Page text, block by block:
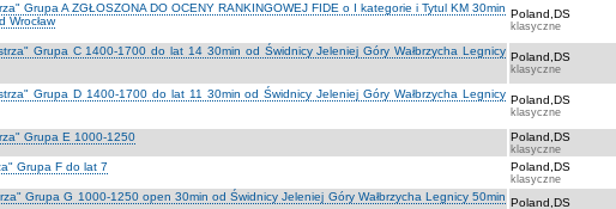
Grupa A ZGŁOSZONA DO OCENY RANKINGOWEJ FIDE o I kategorie i Tytul KM 30min
Wrocław
Poland,DS
klasyczne
Grupa C 1400-1700 do lat 14 30min od Świdnicy Jeleniej Góry Wałbrzycha Legnicy Poland,DS
klasyczne
Grupa D 1400-1700 do lat 11 30min od Świdnicy Jeleniej Góry Wałbrzycha Legnicy Poland,DS
klasyczne
Grupa E 1000-1250 Poland,DS
klasyczne
Grupa F do lat 7 Poland,DS
klasyczne
Grupa G 1000-1250 open 30min od Świdnicy Jeleniej Góry Wałbrzycha Legnicy 50min Poland,DS